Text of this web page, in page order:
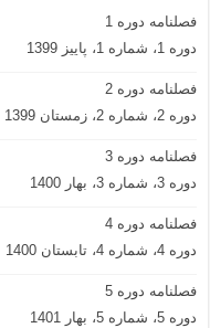
فصلنامه دوره 1
دوره 1، شماره 1، پاییز 1399
فصلنامه دوره 2
دوره 2، شماره 2، زمستان 1399
فصلنامه دوره 3
دوره 3، شماره 3، بهار 1400
فصلنامه دوره 4
دوره 4، شماره 4، تابستان 1400
فصلنامه دوره 5
دوره 5، شماره 5، بهار 1401